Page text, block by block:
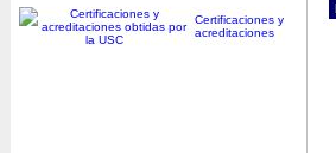
Certificaciones y
acreditaciones